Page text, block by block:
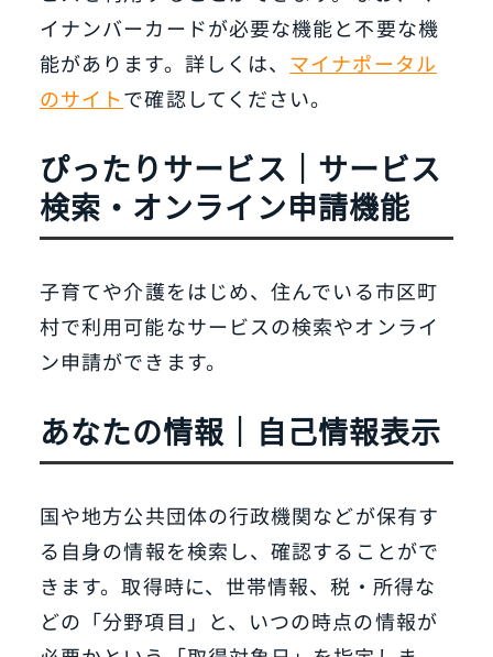
イナンバーカードが必要な機能と不要な機
能があります。詳しくは、 マイナポータル
のサイトで確認してください。
ぴったりサービス｜サービス
検索・オンライン申請機能
子育てや介護をはじめ、住んでいる市区町
村で利用可能なサービスの検索やオンライ
ン申請ができます。
あなたの情報｜自己情報表示
国や地方公共団体の行政機関などが保有す
る自身の情報を検索し、確認することがで
きます。取得時に、世帯情報、税・所得な
どの「分野項目」と、いつの時点の情報が